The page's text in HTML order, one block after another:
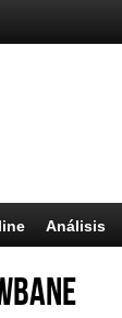
Análisis